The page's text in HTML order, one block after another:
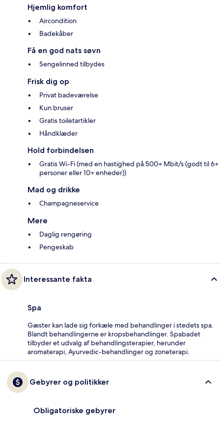
Hjemlig komfort
Aircondition
Badekåber
Få en god nats søvn
Sengelinned tilbydes
Frisk dig op
Privat badeværelse
Kun bruser
Gratis toiletartikler
Håndklæder
Hold forbindelsen
Gratis Wi-Fi (med en hastighed på 500+ Mbit/s (godt til 6+
personer eller 10+ enheder))
Mad og drikke
Champagneservice
Mere
Daglig rengøring
Pengeskab
Interessante fakta
Spa
Gæster kan lade sig forkæle med behandlinger i stedets spa.
Blandt behandlingerne er kropsbehandlinger. Spabadet
tilbyder et udvalg af behandlingsterapier, herunder
aromaterapi, Ayurvedic-behandlinger og zoneterapi.
Gebyrer og politikker
Obligatoriske gebyrer